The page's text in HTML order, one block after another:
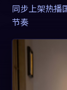
同步上架热播
节奏